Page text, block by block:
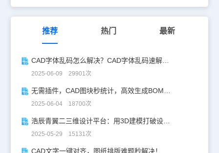
推荐 热门 最新
CAD字体乱码怎么解决？CAD字体乱码速解指南
2025-06-09 29901次
无需插件，CAD图块秒统计，高效生成BOM表！
2025-06-04 18700次
浩辰青翼二三维设计平台：用3D建模打破设计边界
2025-05-29 15131次
CAD文字一键对齐，图纸排版难题秒解决！